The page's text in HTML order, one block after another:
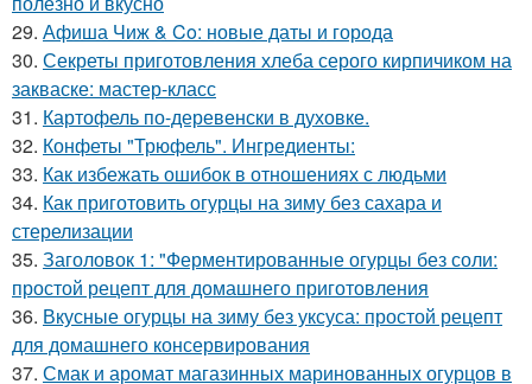
29. Афиша Чиж & Co: новые даты и города
30. Секреты приготовления хлеба серого кирпичиком на
закваске: мастер-класс
31. Картофель по-деревенски в духовке.
32. Конфеты "Трюфель". Ингредиенты:
33. Как избежать ошибок в отношениях с людьми
34. Как приготовить огурцы на зиму без сахара и
стерелизации
35. Заголовок 1: "Ферментированные огурцы без соли:
простой рецепт для домашнего приготовления
36. Вкусные огурцы на зиму без уксуса: простой рецепт
для домашнего консервирования
37. Смак и аромат магазинных маринованных огурцов в